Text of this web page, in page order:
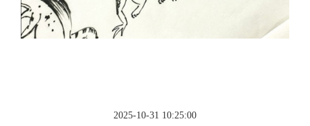
2025-10-31 10:25:00